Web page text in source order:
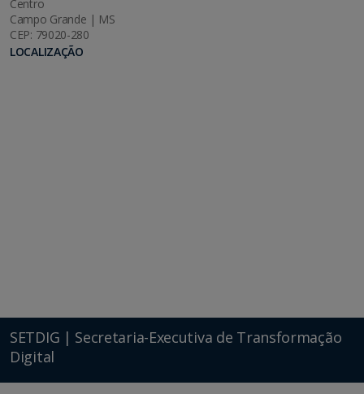
Centro
Campo Grande | MS
CEP: 79020-280
LOCALIZAÇÃO
SETDIG | Secretaria-Executiva de Transformação
Digital